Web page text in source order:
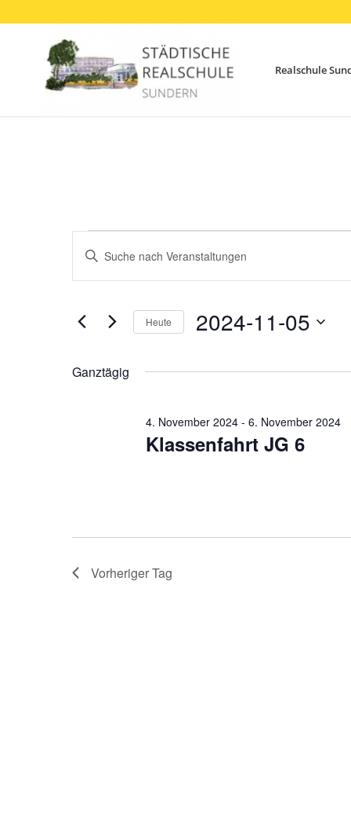
Realschule
Veranstaltungen
für
November
2024
Veranstaltungen
Suche
und
Ansichten,
Navigation
Bitte
Suche
nach
Schlüsselwort.
Heute 2024-11-05
Ganztägig
Klassenfahrt JG 6
4. November 2024- 6. November 2024
Vorheriger Tag